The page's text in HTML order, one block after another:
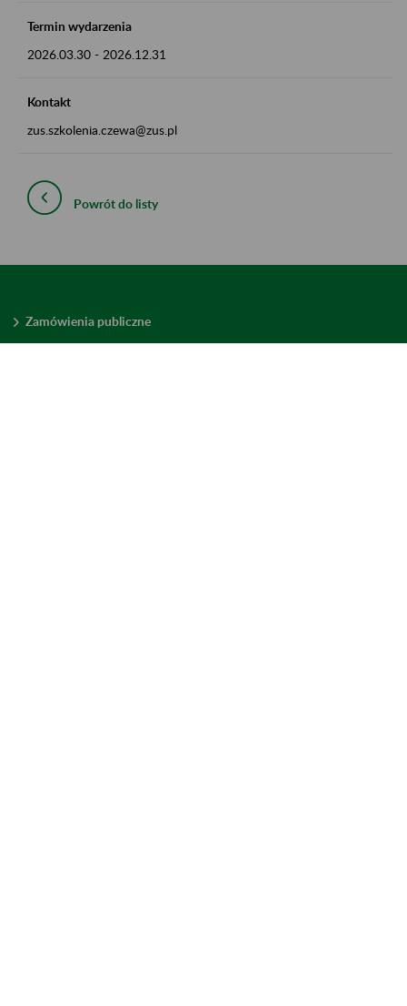
Termin wydarzenia
2026.03.30 - 2026.12.31
Kontakt
zus.szkolenia.czewa@zus.pl
Powrót do listy
Zamówienia publiczne